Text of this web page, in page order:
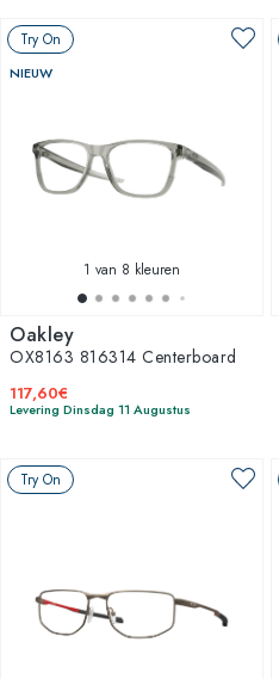
Try On
NIEUW
1 van 8 kleuren
Oakley
OX8163 816314 Centerboard
117,60€
Levering Dinsdag 11 Augustus
Try On